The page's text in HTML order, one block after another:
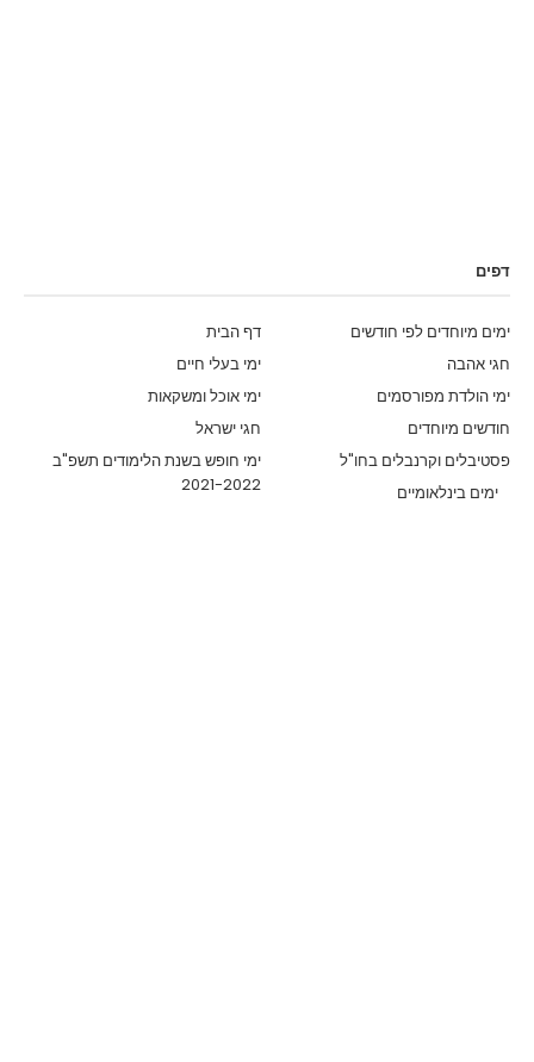
דפים
דף הבית
ימים מיוחדים לפי חודשים
ימי בעלי חיים
חגי אהבה
ימי אוכל ומשקאות
ימי הולדת מפורסמים
חגי ישראל
חודשים מיוחדים
ימי חופש בשנת הלימודים תשפ"ב
2021-2022
פסטיבלים וקרנבלים בחו"ל
ימים בינלאומיים